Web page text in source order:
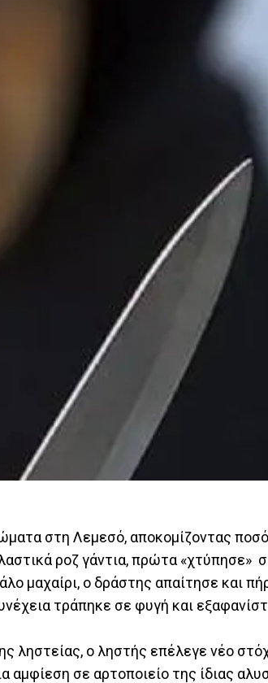
στη Λεμεσό, αποκομίζοντας
ροζ γάντια, πρώτα «χτύπησε»
μαχαίρι, ο δράστης απαίτησε και
τράπηκε σε φυγή και
ληστείας, ο ληστής επέλεγε νέο
αμφίεση σε αρτοποιείο της ίδιας